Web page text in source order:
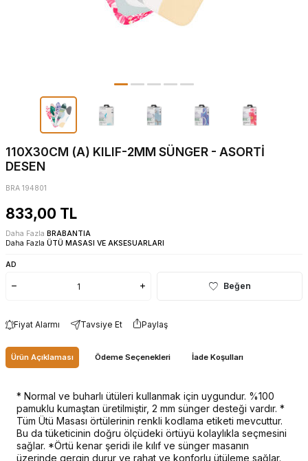
110X30CM (A) KILIF-2MM SÜNGER - ASORTİ
DESEN
BRA 194801
833,00 TL
Daha Fazla BRABANTIA
Daha Fazla ÜTÜ MASASI VE AKSESUARLARI
AD
Beğen
Fiyat Alarmı Tavsiye Et Paylaş
Ürün Açıklaması Ödeme Seçenekleri İade Koşulları
* Normal ve buharlı ütüleri kullanmak için uygundur. %100
pamuklu kumaştan üretilmiştir, 2 mm sünger desteği vardır. *
Tüm Ütü Masası örtülerinin renkli kodlama etiketi mevcuttur.
Bu da tüketicinin doğru ölçüdeki örtüyü kolaylıkla seçmesini
sağlar. *Örtü kenar şeridi ile kılıf ve sünger masanın
üzerinde gergin durur ve rahat ve konforlu ütüleme sağlar.